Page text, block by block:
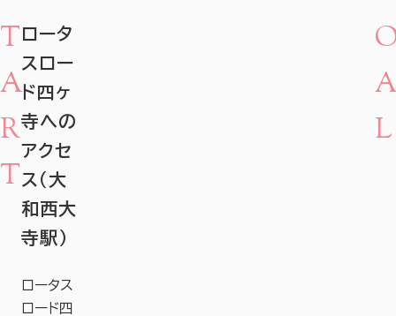
T
A
R
T
ロータ
スロー
ド四ヶ
寺への
アクセ
ス（大
和西大
寺駅）
ロータス
ロード四
L